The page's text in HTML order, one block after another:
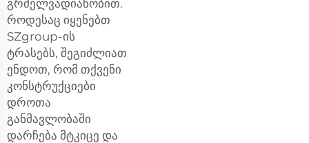
გრძელვადიანობით.
როდესაც იყენებთ
SZgroup-ის
ტრასებს, შეგიძლიათ
ენდოთ, რომ თქვენი
კონსტრუქციები
დროთა
განმავლობაში
დარჩება მტკიცე და